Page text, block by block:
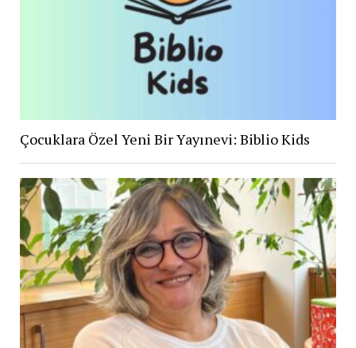
Çocuklara Özel Yeni Bir Yayınevi: Biblio Kids